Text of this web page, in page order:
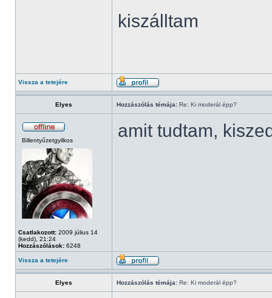
kiszálltam
Vissza a tetejére
Elyes Hozzászólás témája: Re: Ki moderál épp?
Billentyűzetgyilkos
Csatlakozott: 2009 július 14
(kedd), 21:24
Hozzászólások: 6248
amit tudtam,
Vissza a tetejére
Elyes Hozzászólás témája: Re: Ki moderál épp?